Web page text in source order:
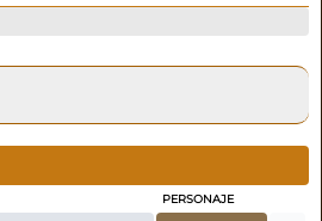
PERSONAJE